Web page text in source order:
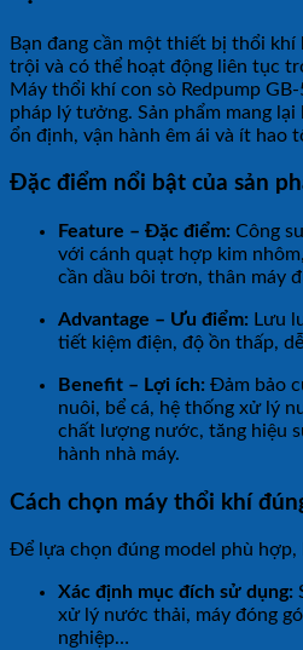
Bạn đang cần một thiết bị thổi
trội và có thể hoạt động liên tục
Máy thổi khí con sò Redpump
pháp lý tưởng. Sản phẩm mang
ổn định, vận hành êm ái và ít hao
Đặc điểm nổi bật của sản
Feature – Đặc điểm: Công
với cánh quạt hợp kim
cần dầu bôi trơn, thân máy
Advantage – Ưu điểm: Lưu
tiết kiệm điện, độ ồn thấp,
Benefit – Lợi ích: Đảm bảo
nuôi, bể cá, hệ thống xử lý
chất lượng nước, tăng hiệu
hành nhà máy.
Cách chọn máy thổi khí
Để lựa chọn đúng model phù hợp,
Xác định mục đích sử dụng:
xử lý nước thải, máy đóng
nghiệp…